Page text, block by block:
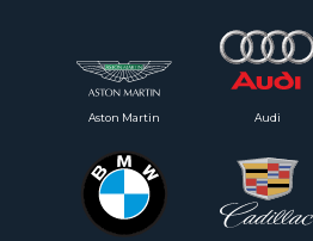
Aston Martin Audi